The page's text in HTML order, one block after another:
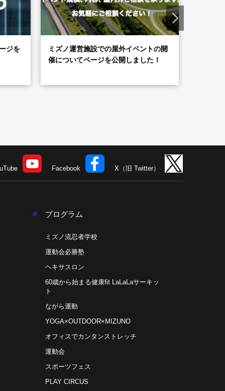
ジを
ミズノ運営施設での屋外イベントの開
催についてページを公開しました！
Facebook X（旧 Twitter）
プログラム
ミズノ流忍者学校
運動会必勝塾
ヘキサスロン
60歳から始まる健康fit LaLaLaサーキッ
ト
ながら運動
YOGA×OUTDOOR×MIZUNO
オフィスでカンタンストレッチ
運動会
スポーツフェス
PLAY CIRCUS